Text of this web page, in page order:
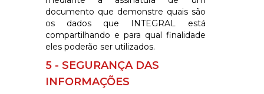
documento que demonstre quais são
os dados que INTEGRAL
está
compartilhando e para qual finalidade
eles poderão ser utilizados.
5 - SEGURANÇA DAS
INFORMAÇÕES